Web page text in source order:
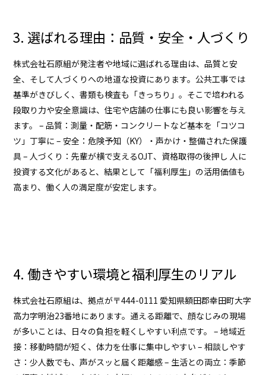
3. 選ばれる理由：品質・安全・人づくり
株式会社石原組が発注者や地域に選ばれる理由は、品質と安
全、そして人づくりへの地道な投資にあります。公共工事では
基準がきびしく、書類も検査も「きっちり」。そこで培われる
段取り力や安全意識は、住宅や店舗の仕事にも良い影響を与え
ます。 – 品質：測量・配筋・コンクリートなど基本を「コツコ
ツ」丁寧に – 安全：危険予知（KY）・声かけ・整備された保護
具 – 人づくり：先輩が横で支えるOJT、資格取得の後押し 人に
投資する文化があると、結果として「福利厚生」の活用価値も
高まり、働く人の満足度が安定します。
4. 働きやすい環境と福利厚生のリアル
株式会社石原組は、拠点が〒444-0111 愛知県額田郡幸田町大字
高力字明治23番地にあります。通える距離で、顔なじみの現場
が多いことは、日々の負担を軽くしやすい利点です。 – 地域近
接：移動時間が短く、体力を仕事に集中しやすい – 相談しやす
さ：少人数でも、声がスッと届く距離感 – 生活との両立：季節